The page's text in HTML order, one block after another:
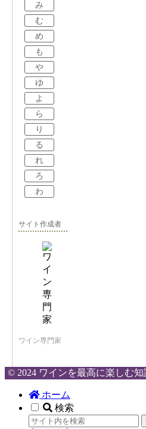
み
む
め
も
や
ゆ
よ
ら
り
る
れ
ろ
わ
サイト作成者
ワイン専門家
© 2024 ワインを最高に楽しむ知
ホーム
検索